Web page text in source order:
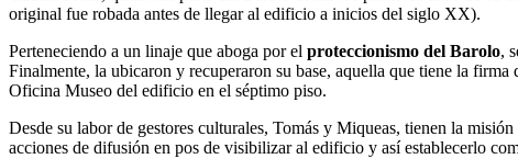
original fue robada antes de llegar al edificio a inicios del siglo XX).
Perteneciendo a un linaje que aboga por el proteccionismo del Barolo,
Finalmente, la ubicaron y recuperaron su base, aquella que tiene la
Oficina Museo del edificio en el séptimo piso.
Desde su labor de gestores culturales, Tomás y Miqueas, tienen la
acciones de difusión en pos de visibilizar al edificio y así establecerlo